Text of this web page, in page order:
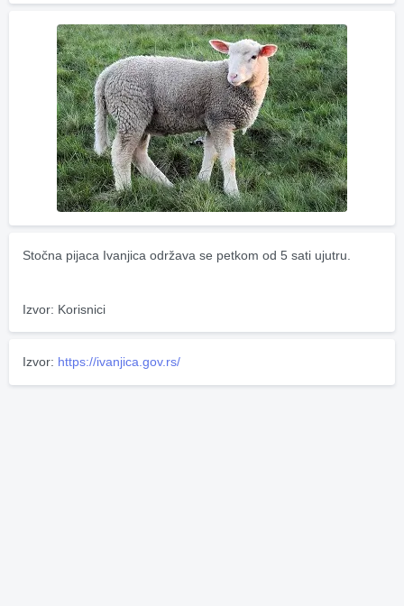
Stočna pijaca Ivanjica održava se petkom od 5 sati ujutru.
Izvor: Korisnici
Izvor: https://ivanjica.gov.rs/